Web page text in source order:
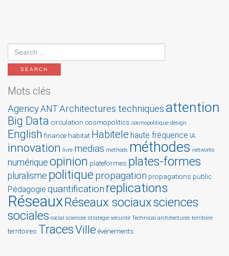
Mots clés
AgencyANTArchitectures techniques attention
Big Data circulation cosmopolitics cosmopolitique design
English finance habitat Habitele haute fréquence IA
innovation livre medias methods méthodes networks
numérique opinion plateformes plates-formes
pluralisme politique propagation propagations public
Pédagogie quantification replications
RéseauxRéseaux sociauxsciences
sociales social sciences stratégie sécurité Technical architectures territoire
territoires TracesVille événements